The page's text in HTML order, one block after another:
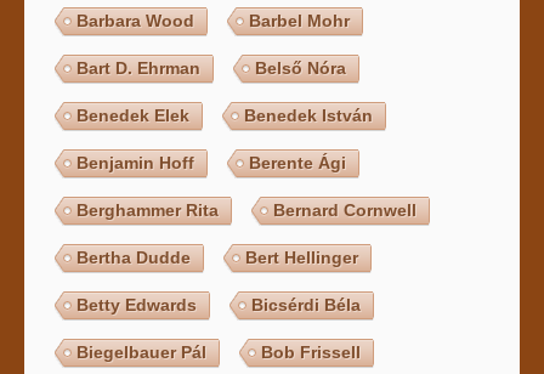
Barbara Wood Barbel Mohr
Bart D. Ehrman Belső Nóra
Benedek Elek Benedek István
Benjamin Hoff Berente Ági
Berghammer Rita Bernard Cornwell
Bertha Dudde Bert Hellinger
Betty Edwards Bicsérdi Béla
Biegelbauer Pál Bob Frissell